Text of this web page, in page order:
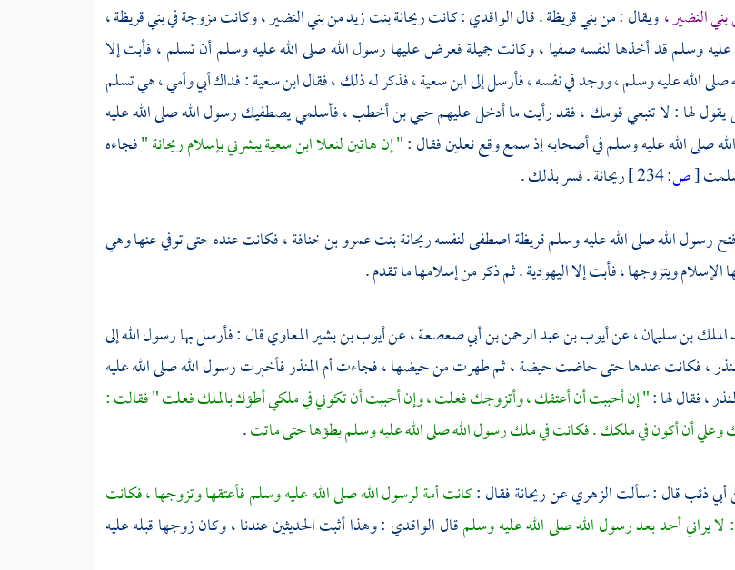
بني النضير ،ويقال : منبني قريظة. قالالواقدي: كانتريحانة بنت زيدمنبني النضير ،وكانت مزوجة فيبني قريظة ،
وسلم قد أخذها لنفسه صفيا ، وكانت جميلة فعرض عليها رسول الله صلى الله عليه وسلم أن تسلم ، فأبت إلا
صلى الله عليه وسلم ، ووجد في نفسه ، فأرسل إلىابن سعية ،فذكر له ذلك ، فقالابن سعية: فداك أبي وأمي ، هي تسلم
لها : لا تتبعي قومك ، فقد رأيت ما أدخل عليهم حيي بن أخطب ، فأسلمي يصطفيك رسول الله صلى الله عليه
صلى الله عليه وسلم في أصحابه إذ سمع وقع نعلين فقال :" إن هاتين لنعلاابن سعيةيبشرني بإسلامريحانة"فجاءه
[ص: ريحانة. فسر بذلك .
رسول الله صلى الله عليه وسلمقريظةاصطفى لنفسهريحانة بنت عمرو بن خنافة ،فكانت عنده حتى توفي عنها وهي
ويتزوجها ، فأبت إلا اليهودية . ثم ذكر من إسلامها ما تقدم .
الملك بن سليمان ،عنأيوب بن عبد الرحمن بن أبي صعصعة ،عنأيوب بن بشير المعاويقال : فأرسل بها رسول الله إلى
،فكانت عندها حتى حاضت حيضة ، ثم طهرت من حيضها ، فجاءتأم المنذرفأخبرت رسول الله صلى الله عليه
،فقال لها :" إن أحببت أن أعتقك ، وأتزوجك فعلت ، وإن أحببت أن تكوني في ملكي أطؤك بالملك فعلت " فقالت :
وعلي أن أكون في ملكك . فكانت في ملك رسول الله صلى الله عليه وسلم يطؤها حتى ماتت.
أبي ذئبقال : سألتالزهريعنريحانةفقال :كانت أمة لرسول الله صلى الله عليه وسلم فأعتقها وتزوجها ، فكانت
يراني أحد بعد رسول الله صلى الله عليه وسلمقالالواقدي : وهذا أثبت الحديثين عندنا ، وكان زوجها قبله عليه